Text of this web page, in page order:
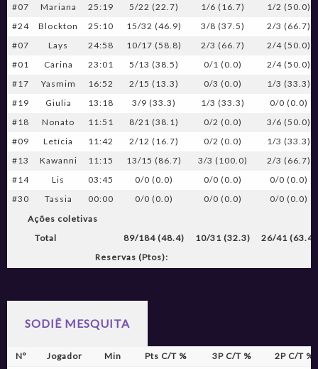
#07
Mariana 25:19 5/22 (22.7) 1/6 (16.7)
1/2 (50.0)
#24
Blockton 25:10 15/32 (46.9) 3/8 (37.5)
2/3 (66.7)
#07
Lays 24:58 10/17 (58.8) 2/3 (66.7)
2/4 (50.0)
#01
Carina 23:01 5/13 (38.5) 0/1 (0.0)
2/4 (50.0)
#17
Yasmim 16:52 2/15 (13.3) 0/3 (0.0)
1/3 (33.3)
#19
Giulia 13:18 3/9 (33.3) 1/3 (33.3)
0/0 (0.0)
#18
Nonato 11:51 8/21 (38.1) 0/2 (0.0)
3/6 (50.0)
#09
Letícia 11:42 2/12 (16.7) 0/2 (0.0)
1/3 (33.3)
#13
Kawanni 11:15 13/15 (86.7) 3/3 (100.0)
2/3 (66.7)
#14
Lis 03:45 0/0 (0.0) 0/0 (0.0)
0/0 (0.0)
#30
Tassia 00:00 0/0 (0.0) 0/0 (0.0)
0/0 (0.0)
Ações coletivas
Total
89/184 (48.4) 10/31 (32.3)
26/41 (63.4)
Reservas (Ptos):
SODIÊ MESQUITA
Nº Jogador Min Pts C/T % 3P C/T %
2P C/T %